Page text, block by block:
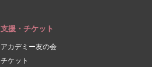
支援・チケット
アカデミー友の会
チケット